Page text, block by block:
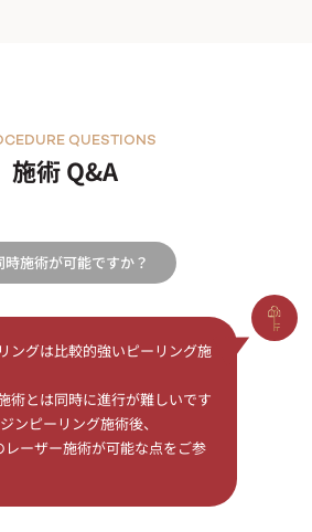
施術 Q&A
QUESTIONS
施術が可能ですか？
ングは比較的強いピーリング施
術とは同時に進行が難しいです
ンピーリング施術後、
レーザー施術が可能な点をご参